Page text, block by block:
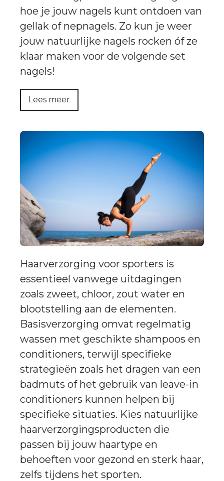
hoe je jouw nagels kunt ontdoen van
gellak of nepnagels. Zo kun je weer
jouw natuurlijke nagels rocken óf ze
klaar maken voor de volgende set
nagels!
Lees meer
Haarverzorging voor sporters is
essentieel vanwege uitdagingen
zoals zweet, chloor, zout water en
blootstelling aan de elementen.
Basisverzorging omvat regelmatig
wassen met geschikte shampoos en
conditioners, terwijl specifieke
strategieën zoals het dragen van een
badmuts of het gebruik van leave-in
conditioners kunnen helpen bij
specifieke situaties. Kies natuurlijke
haarverzorgingsproducten die
passen bij jouw haartype en
behoeften voor gezond en sterk haar,
zelfs tijdens het sporten.